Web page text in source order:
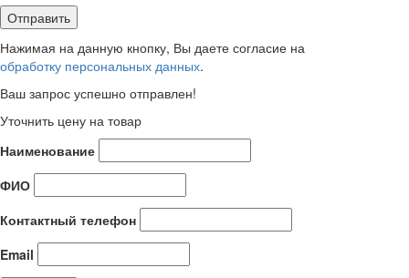
Нажимая на данную кнопку, Вы даете согласие на
обработку персональных данных.
Ваш запрос успешно отправлен!
Уточнить цену на товар
Наименование
ФИО
Контактный телефон
Email